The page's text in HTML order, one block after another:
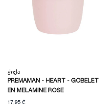
Ჭიქა
PREMAMAN - HEART - GOBELET
EN MELAMINE ROSE
17,95 ₾